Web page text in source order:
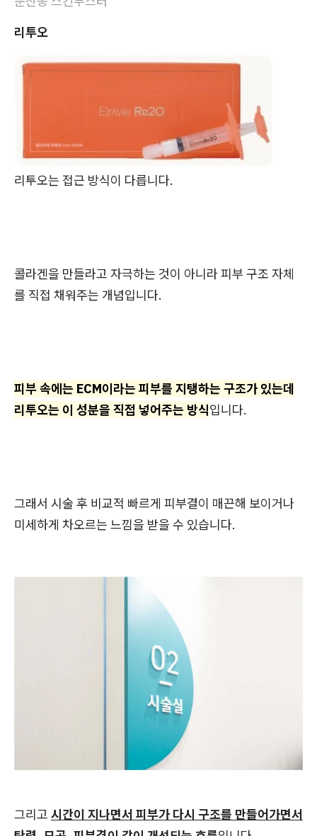
리투오
리투오는 접근 방식이 다릅니다.
콜라겐을 만들라고 자극하는 것이 아니라 피부 구조 자체
를 직접 채워주는 개념입니다.
피부 속에는 ECM이라는 피부를 지탱하는 구조가 있는데
리투오는 이 성분을 직접 넣어주는 방식입니다.
그래서 시술 후 비교적 빠르게 피부결이 매끈해 보이거나
미세하게 차오르는 느낌을 받을 수 있습니다.
그리고 시간이 지나면서 피부가 다시 구조를 만들어가면서